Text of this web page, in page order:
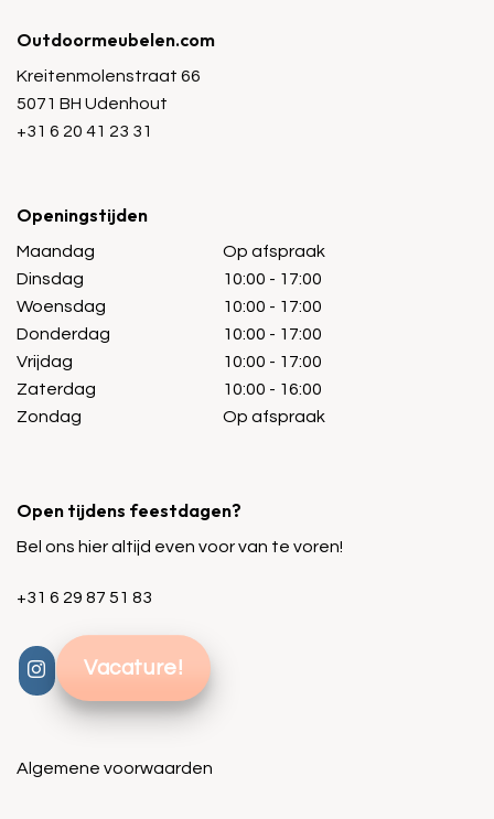
Outdoormeubelen.com
Kreitenmolenstraat 66
5071 BH Udenhout
+31 6 20 41 23 31
Openingstijden
Maandag
Dinsdag
Woensdag
Donderdag
Vrijdag
Zaterdag
Zondag
Op afspraak
10:00 - 17:00
10:00 - 17:00
10:00 - 17:00
10:00 - 17:00
10:00 - 16:00
Op afspraak
Open tijdens feestdagen?
Bel ons hier altijd even voor van te voren!
+31 6 29 87 51 83
Vacature!
Algemene voorwaarden